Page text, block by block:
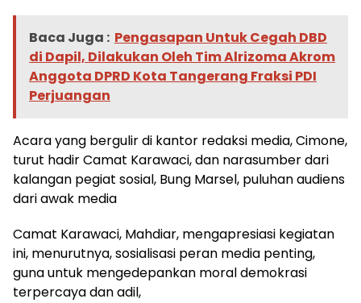
Baca Juga : Pengasapan Untuk Cegah DBD
di Dapil, Dilakukan Oleh Tim Alrizoma Akrom
Anggota DPRD Kota Tangerang Fraksi PDI
Perjuangan
Acara yang bergulir di kantor redaksi media, Cimone,
turut hadir Camat Karawaci, dan narasumber dari
kalangan pegiat sosial, Bung Marsel, puluhan audiens
dari awak media
Camat Karawaci, Mahdiar, mengapresiasi kegiatan
ini, menurutnya, sosialisasi peran media penting,
guna untuk mengedepankan moral demokrasi
terpercaya dan adil,